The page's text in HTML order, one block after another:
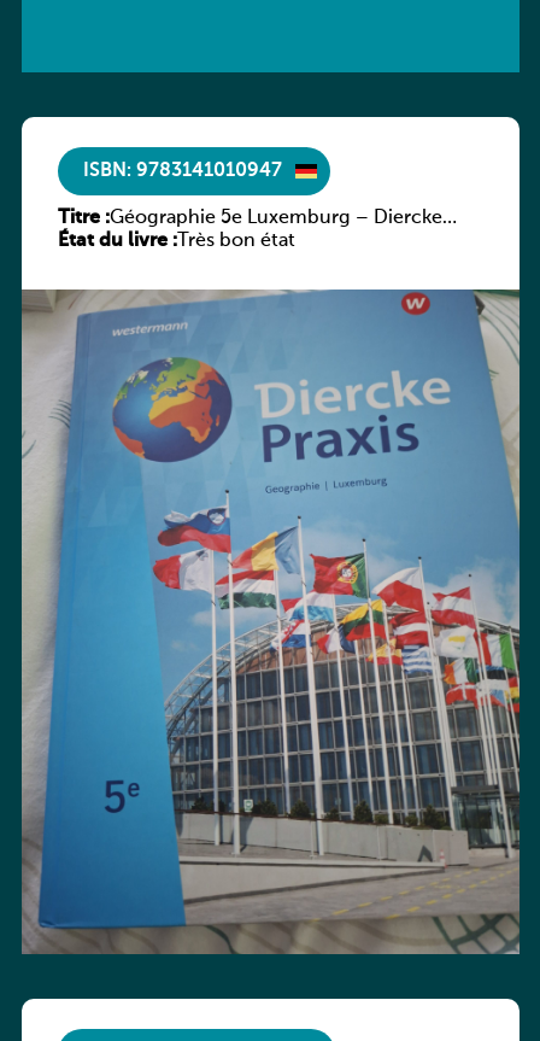
ISBN: 9783141010947
Titre :Géographie 5e Luxemburg – Diercke
Praxis
État du livre :Très bon état